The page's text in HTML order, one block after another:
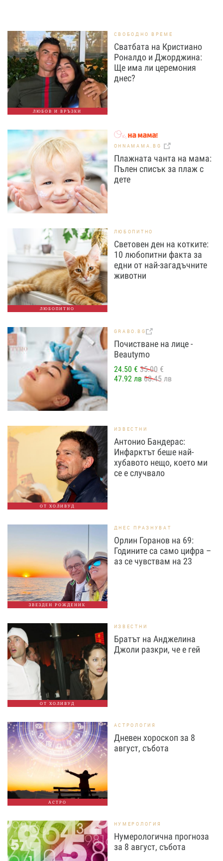
ЛЮБОВ И ВРЪЗКИ
СВОБОДНО ВРЕМЕ
Сватбата на Кристиано
Роналдо и Джорджина:
Ще има ли церемония
днес?
OHNAMAMA.BG
Плажната чанта на мама:
Пълен списък за плаж с
дете
ЛЮБОПИТНО
ЛЮБОПИТНО
Световен ден на котките:
10 любопитни факта за
едни от най-загадъчните
животни
GRABO.BG
Почистване на лице -
Beautymo
24.50 € 35.00 €
47.92 лв 68.45 лв
ОТ ХОЛИВУД
ИЗВЕСТНИ
Антонио Бандерас:
Инфарктът беше най-
хубавото нещо, което ми
се е случвало
ЗВЕЗДЕН РОЖДЕНИК
ДНЕС ПРАЗНУВАТ
Орлин Горанов на 69:
Годините са само цифра –
аз се чувствам на 23
ОТ ХОЛИВУД
ИЗВЕСТНИ
Братът на Анджелина
Джоли разкри, че е гей
АСТРО
АСТРОЛОГИЯ
Дневен хороскоп за 8
август, събота
НУМЕРОЛОГИЯ
Нумерологична прогноза
за 8 август, събота